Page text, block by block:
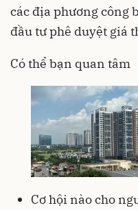
các địa phương công
đầu tư phê duyệt giá
Có thể bạn quan tâm
Cơ hội nào cho